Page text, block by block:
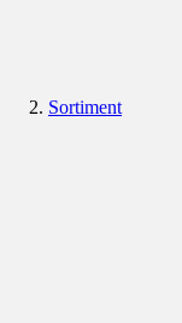
Sortiment